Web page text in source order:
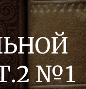
№1